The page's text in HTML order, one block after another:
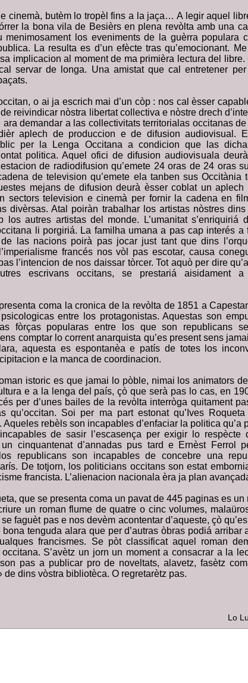
cinemà, butèm lo tropèl fins a la jaça… A legir aquel
la bona vila de Besièrs en plena revòlta amb una
menimosament los eveniments de la guèrra populara
La resulta es d’un efècte tras qu’emocionant.
implicacion al moment de ma primièra lectura del libre.
servar de longa. Una amistat que cal entretener
o ai ja escrich mai d’un còp : nos cal èsser
reivindicar nòstra libertat collectiva e nòstre drech
demandar a las collectivitats territorialas occitanas de
aplech de produccion e de difusion audiovisual.
per la Lenga Occitana a condicion que las
politica. Aquel ofici de difusion audiovisuala
de radiodifusion qu’emete 24 oras de 24 oras
de television qu’emete ela tanben sus Occitània
mejans de difusion deurà èsser coblat un aplech
sectors television e cinemà per fornir la cadena en
divèrsas. Atal poiràn trabalhar los artistas nòstres
los autres artistas del monde. L’umanitat s’enriquiriá
li porgiriá. La familha umana a pas cap interés a
las nacions poirà pas jocar just tant que dins
francés nos vòl pas escotar, causa
l’intencion de nos daissar tòrcer. Tot aquò per dire
escrivans occitans, se prestariá aisidament a
coma la cronica de la revòlta de 1851 a
entre los protagonistas. Aquestas son
fòrças popularas entre los que son republicans
comptar lo corrent anarquista qu’es present sens
aquesta es espontanèa e patís de totes los
e la manca de coordinacion.
istoric es que jamai lo pòble, nimai los animators
e a la lenga del país, çò que serà pas lo cas, en
per d’unes bailes de la revòlta interròga quitament
qu’occitan. Soi per ma part estonat qu’Ives
Aqueles rebèls son incapables d’enfaciar la politica qu’a
de sasir l’escasença per exigir lo respècte
cinquantenat d’annadas pus tard e Ernèst Ferrol
republicans son incapables de concebre una
De totjorn, los politicians occitans son estat
francista. L’alienacion nacionala èra ja plan
que se presenta coma un pavat de 445 paginas es un
un roman flume de quatre o cinc volumes,
faguèt pas e nos devèm acontentar d’aqueste, çò
tenguda alara que per d’autras òbras podiá arribar
francismes. Se pòt classificat aquel roman
S’avètz un jorn un moment a consacrar a la
pas a publicar pro de noveltats, alavetz, fasètz
de dins vòstra bibliotèca. O regretarètz pas.
Lo